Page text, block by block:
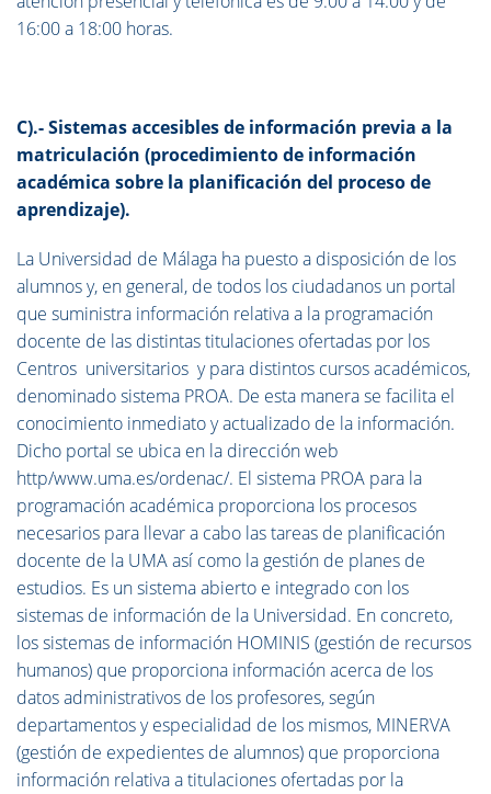
16:00 a 18:00 horas.
C).- Sistemas accesibles de información previa a la
matriculación (procedimiento de información
académica sobre la planificación del proceso de
aprendizaje).
La Universidad de Málaga ha puesto a disposición de los
alumnos y, en general, de todos los ciudadanos un portal
que suministra información relativa a la programación
docente de las distintas titulaciones ofertadas por los
Centros universitarios y para distintos cursos académicos,
denominado sistema PROA. De esta manera se facilita el
conocimiento inmediato y actualizado de la información.
Dicho portal se ubica en la dirección web
http/www.uma.es/ordenac/. El sistema PROA para la
programación académica proporciona los procesos
necesarios para llevar a cabo las tareas de planificación
docente de la UMA así como la gestión de planes de
estudios. Es un sistema abierto e integrado con los
sistemas de información de la Universidad. En concreto,
los sistemas de información HOMINIS (gestión de recursos
humanos) que proporciona información acerca de los
datos administrativos de los profesores, según
departamentos y especialidad de los mismos, MINERVA
(gestión de expedientes de alumnos) que proporciona
información relativa a titulaciones ofertadas por la